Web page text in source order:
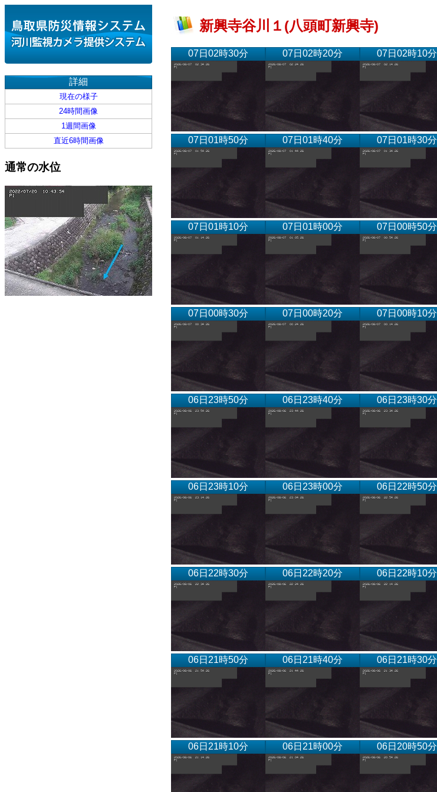
詳細
現在の様子
24時間画像
1週間画像
直近6時間画像
通常の水位
新興寺谷川１(八頭町新興寺)
07日02時30分 07日02時20分 07日02時10分
07日01時50分 07日01時40分 07日01時30分
07日01時10分 07日01時00分 07日00時50分
07日00時30分 07日00時20分 07日00時10分
06日23時50分 06日23時40分 06日23時30分
06日23時10分 06日23時00分 06日22時50分
06日22時30分 06日22時20分 06日22時10分
06日21時50分 06日21時40分 06日21時30分
06日21時10分 06日21時00分 06日20時50分